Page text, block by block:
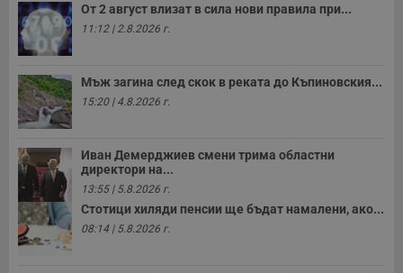
От 2 август влизат в сила нови правила при...
11:12 | 2.8.2026 г.
Мъж загина след скок в реката до Къпиновския...
15:20 | 4.8.2026 г.
Иван Демерджиев смени трима областни
директори на...
13:55 | 5.8.2026 г.
Стотици хиляди пенсии ще бъдат намалени, ако...
08:14 | 5.8.2026 г.